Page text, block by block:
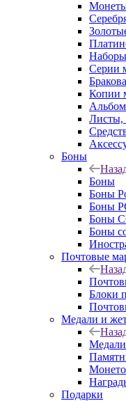
Монеты
Серии
Копии
Листы,
Боны
Боны
Боны
Боны
Боны
Боны
Почтовые
Блоки
Медали и
Подарки